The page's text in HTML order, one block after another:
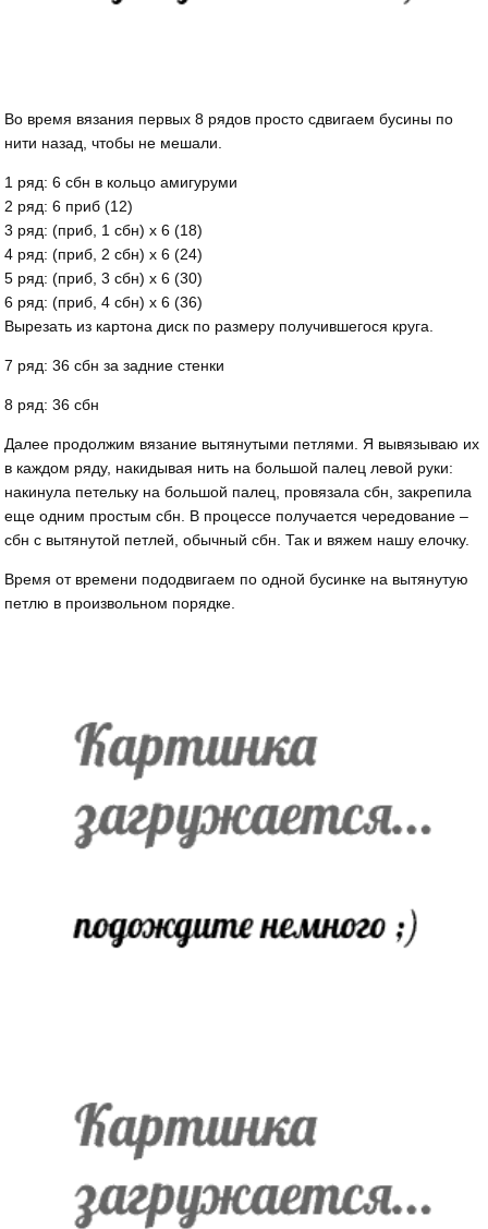
Во время вязания первых 8 рядов просто сдвигаем бусины по
нити назад, чтобы не мешали.
1 ряд: 6 сбн в кольцо амигуруми
2 ряд: 6 приб (12)
3 ряд: (приб, 1 сбн) х 6 (18)
4 ряд: (приб, 2 сбн) х 6 (24)
5 ряд: (приб, 3 сбн) х 6 (30)
6 ряд: (приб, 4 сбн) х 6 (36)
Вырезать из картона диск по размеру получившегося круга.
7 ряд: 36 сбн за задние стенки
8 ряд: 36 сбн
Далее продолжим вязание вытянутыми петлями. Я вывязываю их
в каждом ряду, накидывая нить на большой палец левой руки:
накинула петельку на большой палец, провязала сбн, закрепила
еще одним простым сбн. В процессе получается чередование –
сбн с вытянутой петлей, обычный сбн. Так и вяжем нашу елочку.
Время от времени пододвигаем по одной бусинке на вытянутую
петлю в произвольном порядке.